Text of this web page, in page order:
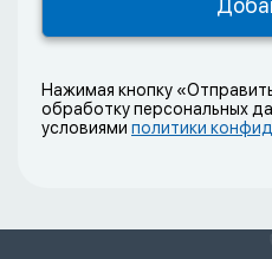
Нажимая кнопку
обработку персональных
условиями политики